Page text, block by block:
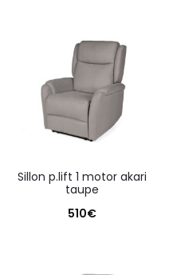
sillon p.lift 1 motor akari
taupe
510€